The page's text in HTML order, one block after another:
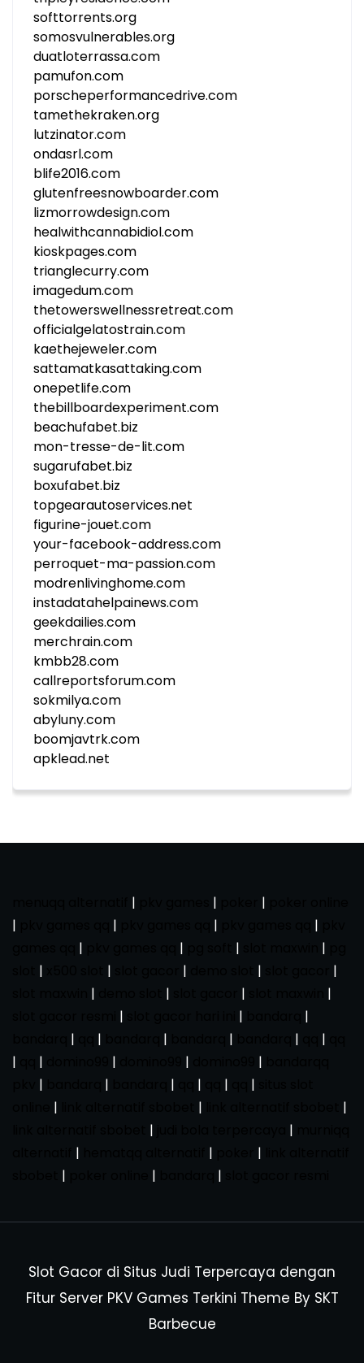
softtorrents.org
somosvulnerables.org
duatloterrassa.com
pamufon.com
porscheperformancedrive.com
tamethekraken.org
lutzinator.com
ondasrl.com
blife2016.com
glutenfreesnowboarder.com
lizmorrowdesign.com
healwithcannabidiol.com
kioskpages.com
trianglecurry.com
imagedum.com
thetowerswellnessretreat.com
officialgelatostrain.com
kaethejeweler.com
sattamatkasattaking.com
onepetlife.com
thebillboardexperiment.com
beachufabet.biz
mon-tresse-de-lit.com
sugarufabet.biz
boxufabet.biz
topgearautoservices.net
figurine-jouet.com
your-facebook-address.com
perroquet-ma-passion.com
modrenlivinghome.com
instadatahelpainews.com
geekdailies.com
merchrain.com
kmbb28.com
callreportsforum.com
sokmilya.com
abyluny.com
boomjavtrk.com
apklead.net
| | |
|
| | |
| | | |
| | | |
|
| | |
|
| |
|
| | | | | |
|
| | | |
| | | | | |
| |
|
| |
| | |
| | |
Slot Gacor di Situs Judi Terpercaya dengan
Fitur Server PKV Games Terkini Theme By SKT
Barbecue